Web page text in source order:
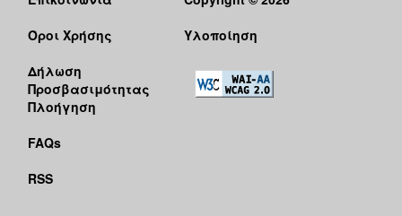
Όροι Χρήσης
Δήλωση
Προσβασιμότητας
Πλοήγηση
FAQs
RSS
Υλοποίηση